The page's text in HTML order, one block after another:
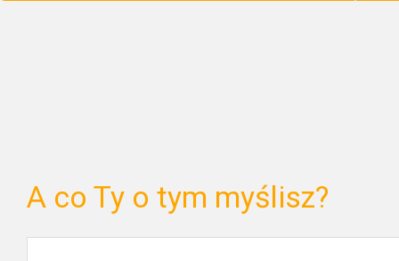
A co Ty o tym myślisz?